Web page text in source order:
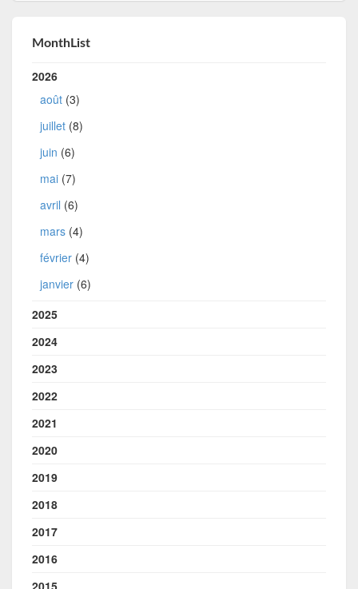
MonthList
2026
août (3)
juillet (8)
juin (6)
mai (7)
avril (6)
mars (4)
février (4)
janvier (6)
2025
2024
2023
2022
2021
2020
2019
2018
2017
2016
2015